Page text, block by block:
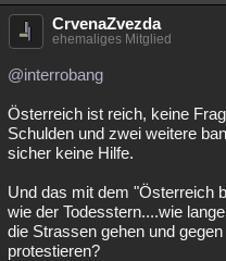
CrvenaZvezda
ehemaliges Mitglied
@interrobang
Österreich ist reich, keine
Schulden und zwei weitere
sicher keine Hilfe.
Und das mit dem "Österreich
wie der Todesstern....wie
die Strassen gehen und
protestieren?